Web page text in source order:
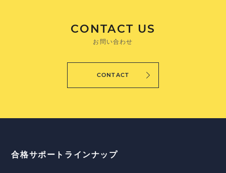
CONTACT US
お問い合わせ
CONTACT
合格サポートラインナップ